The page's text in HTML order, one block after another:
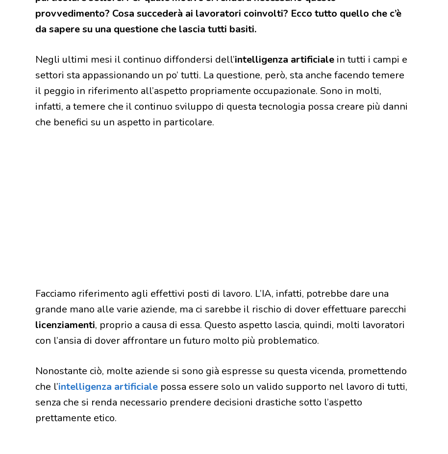
provvedimento? Cosa succederà ai lavoratori coinvolti? Ecco tutto quello che c’è
da sapere su una questione che lascia tutti basiti.
Negli ultimi mesi il continuo diffondersi dell’intelligenza artificiale in tutti i campi e
settori sta appassionando un po’ tutti. La questione, però, sta anche facendo temere
il peggio in riferimento all’aspetto propriamente occupazionale. Sono in molti,
infatti, a temere che il continuo sviluppo di questa tecnologia possa creare più danni
che benefici su un aspetto in particolare.
Facciamo riferimento agli effettivi posti di lavoro. L’IA, infatti, potrebbe dare una
grande mano alle varie aziende, ma ci sarebbe il rischio di dover effettuare parecchi
licenziamenti, proprio a causa di essa. Questo aspetto lascia, quindi, molti lavoratori
con l’ansia di dover affrontare un futuro molto più problematico.
Nonostante ciò, molte aziende si sono già espresse su questa vicenda, promettendo
che l’intelligenza artificiale possa essere solo un valido supporto nel lavoro di tutti,
senza che si renda necessario prendere decisioni drastiche sotto l’aspetto
prettamente etico.